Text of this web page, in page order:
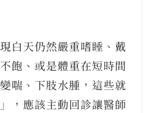
白天仍然嚴重嗜睡、戴
飽、或是體重在短時間
喘、下肢水腫，這些就
，應該主動回診讓醫師